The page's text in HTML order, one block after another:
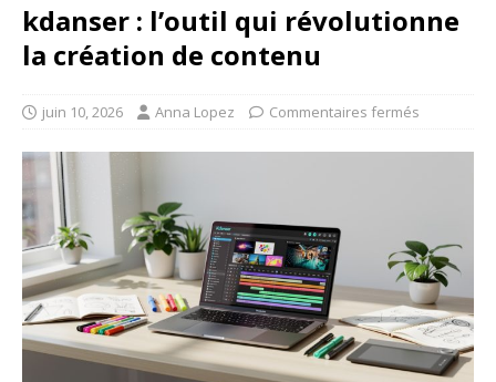
kdanser : l’outil qui révolutionne
la création de contenu
juin 10, 2026 Anna Lopez Commentaires fermés